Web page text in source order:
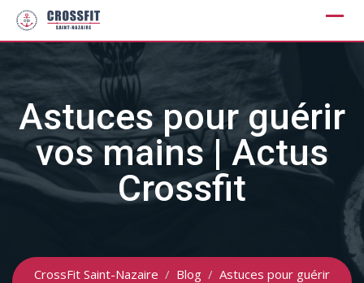
Skip
Astuces pour guérir
vos mains | Actus
Crossfit
CrossFit Saint-Nazaire / Blog / Astuces pour guérir